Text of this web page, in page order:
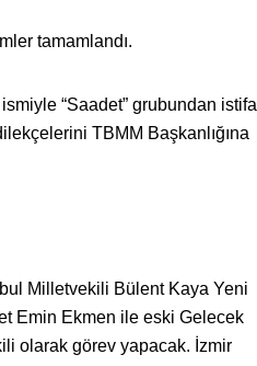
tamamlandı.
“Saadet” grubundan istifa
TBMM Başkanlığına
Milletvekili Bülent Kaya Yeni
Emin Ekmen ile eski Gelecek
olarak görev yapacak. İzmir